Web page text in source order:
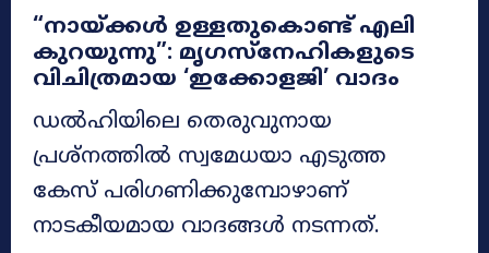
“നായ്ക്കൾ ഉള്ളതുകൊണ്ട് എലി
കുറയുന്നു”: മൃഗസ്‌നേഹികളുടെ
വിചിത്രമായ ‘ഇക്കോളജി’ വാദം
ഡൽഹിയിലെ തെരുവുനായ
പ്രശ്നത്തിൽ സ്വമേധയാ എടുത്ത
കേസ് പരിഗണിക്കുമ്പോഴാണ്
നാടകീയമായ വാദങ്ങൾ നടന്നത്.